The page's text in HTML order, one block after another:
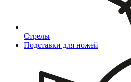
Стрелы
Подставки для ножей